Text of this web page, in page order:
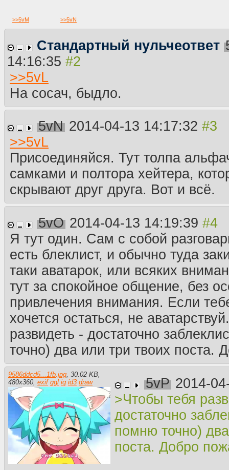
>>5vM >>5vN
Стандартный нульчеответ
14:16:35
>>5vL
На сосач, быдло.
5vN 2014-04-13 14:17:32
>>5vL
Присоединяйся. Тут толпа
самками и полтора хейтера,
скрывают друг друга. Вот и всё.
5vO 2014-04-13 14:19:39
Я тут один. Сам с собой
есть блеклист, и обычно туда
таки аватарок, или всяких
тут за спокойное общение, без
привлечения внимания. Если
хочется остаться, не
развидеть - достаточно
точно) два или три твоих поста.
9586ddcd5...1fb.jpg 30.02 KB
480x360 exif ggl iq id3 draw 5vP 2014-
>Чтобы тебя
достаточно
помню точно)
поста. Добро